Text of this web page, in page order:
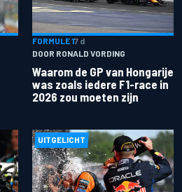
FORMULE 17 d
DOOR RONALD VORDING
Waarom de GP van Hongarije
was zoals iedere F1-race in
2026 zou moeten zijn
UITGELICHT